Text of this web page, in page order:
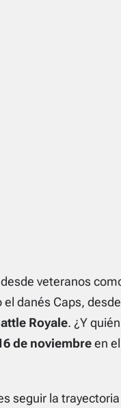
veteranos
danés Caps,
Royale. ¿Y
de noviembreen el
seguir la